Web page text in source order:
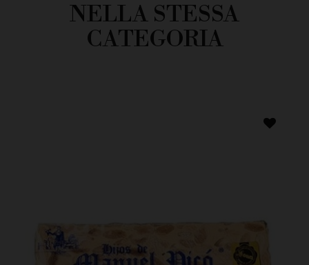
NELLA STESSA
CATEGORIA